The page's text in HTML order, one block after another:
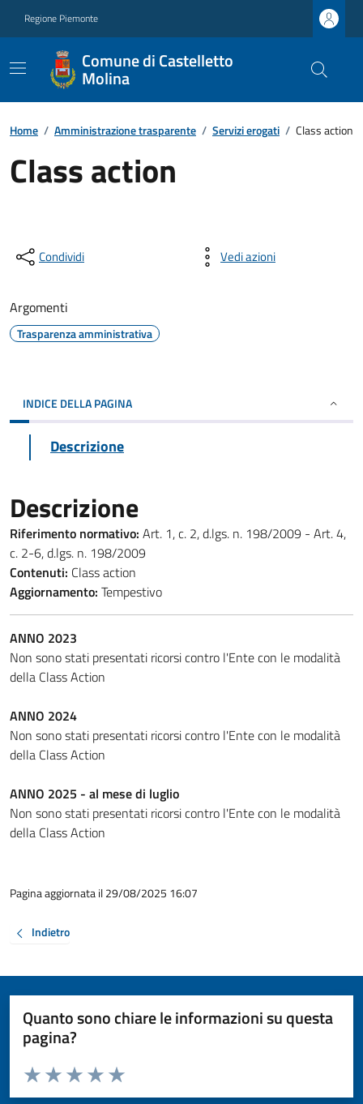
Regione Piemonte
Comune di Castelletto
Molina
Home / Amministrazione trasparente / Servizi erogati / Class action
Class action
Condividi Vedi azioni
Argomenti
Trasparenza amministrativa
INDICE DELLA PAGINA
Descrizione
Descrizione
Riferimento normativo: Art. 1, c. 2, d.lgs. n. 198/2009 - Art. 4,
c. 2-6, d.lgs. n. 198/2009
Contenuti: Class action
Aggiornamento: Tempestivo
ANNO 2023
Non sono stati presentati ricorsi contro l'Ente con le modalità
della Class Action
ANNO 2024
Non sono stati presentati ricorsi contro l'Ente con le modalità
della Class Action
ANNO 2025 - al mese di luglio
Non sono stati presentati ricorsi contro l'Ente con le modalità
della Class Action
Pagina aggiornata il 29/08/2025 16:07
Indietro
Quanto sono chiare le informazioni su questa
pagina?
Valuta da 1 a 5 stelle la pagina
Valuta 5 stelle su 5
Valuta 4 stelle su 5
Valuta 3 stelle su 5
Valuta 2 stelle su 5
Valuta 1 stelle su 5